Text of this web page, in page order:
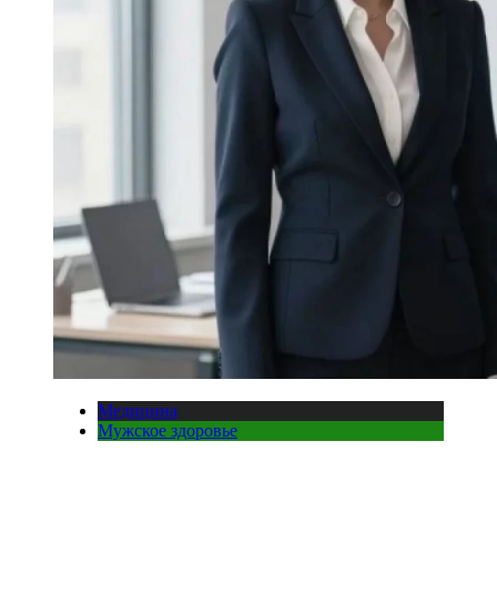
Медицина
Мужское здоровье